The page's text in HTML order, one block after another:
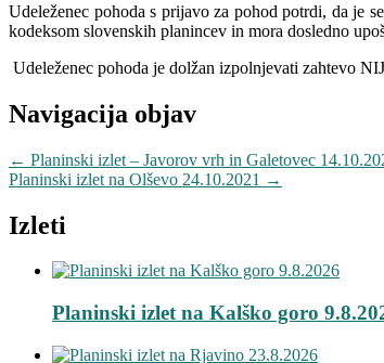
Udeleženec pohoda s prijavo za pohod potrdi, da je
kodeksom slovenskih planincev in mora dosledno
Udeleženec pohoda je dolžan izpolnjevati zahtevo
Navigacija objav
← Planinski izlet – Javorov vrh in Galetovec
Planinski izlet na Olševo 24.10.2021 →
Izleti
Planinski izlet na Kalško goro